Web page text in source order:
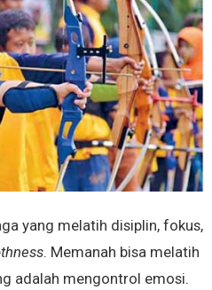
yang melatih disiplin, fokus,
. Memanah bisa melatih
adalah mengontrol emosi.